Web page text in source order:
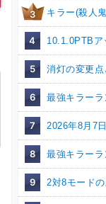
3 キラー(殺人
4 10.1.0PTBア
5 消灯の変更
6 最強キラーラ
7 2026年8月7
8 最強キラーラ
9 2対8モード